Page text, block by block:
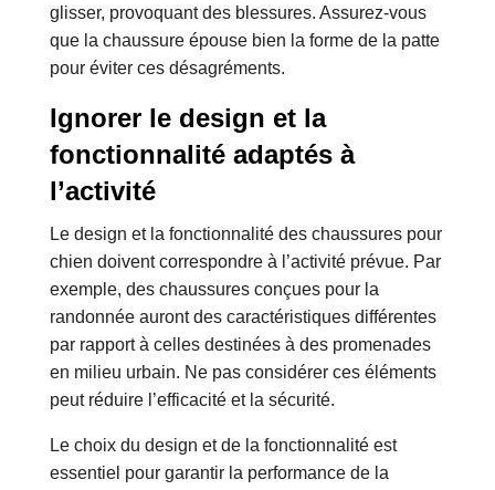
glisser, provoquant des blessures. Assurez-vous
que la chaussure épouse bien la forme de la patte
pour éviter ces désagréments.
Ignorer le design et la
fonctionnalité adaptés à
l’activité
Le design et la fonctionnalité des chaussures pour
chien doivent correspondre à l’activité prévue. Par
exemple, des chaussures conçues pour la
randonnée auront des caractéristiques différentes
par rapport à celles destinées à des promenades
en milieu urbain. Ne pas considérer ces éléments
peut réduire l’efficacité et la sécurité.
Le choix du design et de la fonctionnalité est
essentiel pour garantir la performance de la